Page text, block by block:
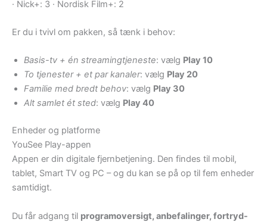
· Nick+: 3 · Nordisk Film+: 2
Er du i tvivl om pakken, så tænk i behov:
Basis-tv + én streamingtjeneste: vælg Play 10
To tjenester + et par kanaler: vælg Play 20
Familie med bredt behov: vælg Play 30
Alt samlet ét sted: vælg Play 40
Enheder og platforme
YouSee Play-appen
Appen er din digitale fjernbetjening. Den findes til mobil,
tablet, Smart TV og PC – og du kan se på op til fem enheder
samtidigt.
Du får adgang til programoversigt, anbefalinger, fortryd-